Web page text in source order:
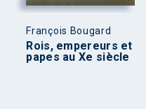
François Bougard
Rois, empereurs et
papes au Xe siècle